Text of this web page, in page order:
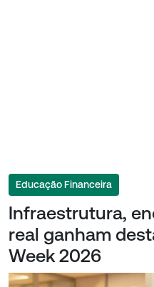
Educação Financeira
Infraestrutura,
real ganham
Week 2026